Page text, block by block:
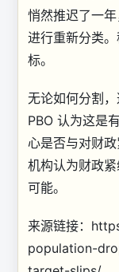
悄然推迟了一
进行重新分类
标。
无论如何分割
PBO 认为这是
心是否与对财
机构认为财政
可能。
来源链接：
population-